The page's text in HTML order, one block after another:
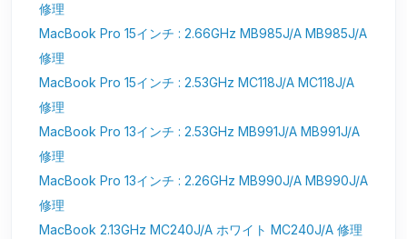
修理
MacBook Pro 15インチ : 2.66GHz MB985J/A MB985J/A
修理
MacBook Pro 15インチ : 2.53GHz MC118J/A MC118J/A
修理
MacBook Pro 13インチ : 2.53GHz MB991J/A MB991J/A
修理
MacBook Pro 13インチ : 2.26GHz MB990J/A MB990J/A
修理
MacBook 2.13GHz MC240J/A ホワイト MC240J/A 修理